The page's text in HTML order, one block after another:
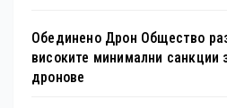
Обединено Дрон Общество
високите минимални санкции
дронове